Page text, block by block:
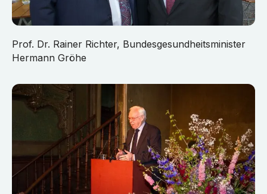
Prof. Dr. Rainer Richter, Bundesgesundheitsminister
Hermann Gröhe